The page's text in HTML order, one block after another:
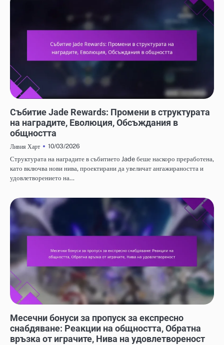
Събитие Jade Rewards: Промени в структурата
на наградите, Еволюция, Обсъждания в
общността
Ливия Харт
10/03/2026
Структурата на наградите в събитието Jade беше наскоро преработена,
като включва нови нива, проектирани да увеличат ангажираността и
удовлетворението на…
Месечни бонуси за пропуск за експресно
снабдяване: Реакции на общността, Обратна
връзка от играчите, Нива на удовлетвореност